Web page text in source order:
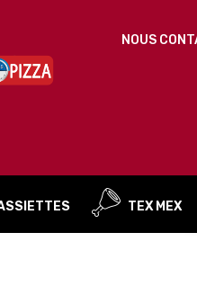
NOUS
vers votre adresse
TEX MEX